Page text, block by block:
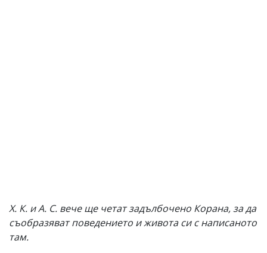
Х. К. и А. С. вече ще четат задълбочено Корана, за да
съобразяват поведението и живота си с написаното
там.